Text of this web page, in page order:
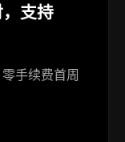
支持
手续费首周